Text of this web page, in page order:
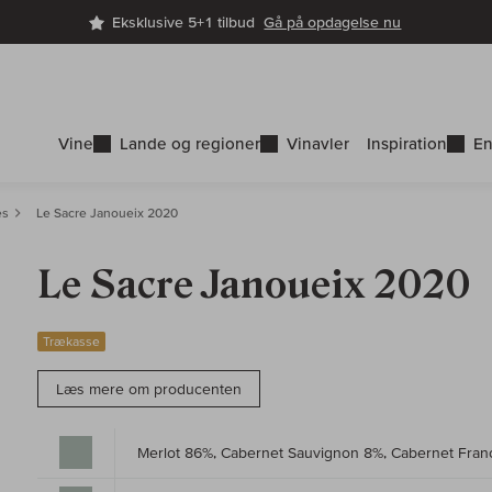
Eksklusive 5+1 tilbudGå på opdagelse nu
Vine Lande og regioner Vinavler Inspiration
Le Sacre Janoueix 2020
Le Sacre Janoueix 2020
Trækasse
Læs mere om producenten
Merlot 86%, Cabernet Sauvignon 8%, Cabernet